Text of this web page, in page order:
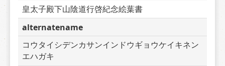
皇太子殿下山陰道行啓紀念絵葉書
alternatename
コウタイシデンカサンインドウギョウケイキネン
エハガキ